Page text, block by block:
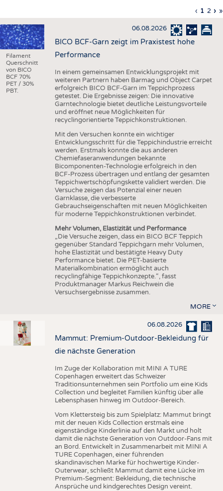
TESTS
BUSINESS
UNTERNEHMEN
AUSSCHREIBUNGEN
DTV AUSSCHREIBUNGSDIENST
STATISTICS
ADRESSEN & LINKS
PUBLIKATIONEN
TERMINE
BRANCHENTERMINE
Seitennummerierung
Seite
‹
Seite
1 Seite
2 › »
Filament
Querschnitt
von BICO
BCF 70%
PET / 30%
PBT.
06.08.2026
BICO BCF-Garn zeigt im Praxistest hohe
Performance
In einem gemeinsamen Entwicklungsprojekt mit
weiteren Partnern haben Barmag und Object Carpet
erfolgreich BICO BCF-Garn im Teppichprozess
getestet. Die Ergebnisse zeigen: Die innovative
Garntechnologie bietet deutliche Leistungsvorteile
und eröffnet neue Möglichkeiten für
recyclingorientierte Teppichkonstruktionen.
Mit den Versuchen konnte ein wichtiger
Entwicklungsschritt für die Teppichindustrie erreicht
werden. Erstmals konnte die aus anderen
Chemiefaseranwendungen bekannte
Bicomponenten-Technologie erfolgreich in den
BCF-Prozess übertragen und entlang der gesamten
Teppichwertschöpfungskette validiert werden. Die
Versuche zeigen das Potenzial einer neuen
Garnklasse, die verbesserte
Gebrauchseigenschaften mit neuen Möglichkeiten
für moderne Teppichkonstruktionen verbindet.
Mehr Volumen, Elastizität und Performance
„Die Versuche zeigen, dass ein BICO BCF Teppich
gegenüber Standard Teppichgarn mehr Volumen,
hohe Elastizität und bestätigte Heavy Duty
Performance bietet. Die PET-basierte
Materialkombination ermöglicht auch
recyclingfähige Teppichkonzepte.“, fasst
Produktmanager Markus Reichwein die
Versuchsergebnisse zusammen.
MORE
06.08.2026
Mammut: Premium-Outdoor-Bekleidung für
die nächste Generation
Im Zuge der Kollaboration mit MINI A TURE
Copenhagen erweitert das Schweizer
Traditionsunternehmen sein Portfolio um eine Kids
Collection und begleitet Familien künftig über alle
Lebensphasen hinweg im Outdoor-Bereich.
Vom Klettersteig bis zum Spielplatz: Mammut bringt
mit der neuen Kids Collection erstmals eine
eigenständige Kinderlinie auf den Markt und holt
damit die nächste Generation von Outdoor-Fans mit
an Bord. Entwickelt in Zusammenarbeit mit MINI A
TURE Copenhagen, einer führenden
skandinavischen Marke für hochwertige Kinder-
Outerwear, schließt Mammut damit eine Lücke im
Premium-Segment: Bekleidung, die technische
Ansprüche und kindgerechtes Design vereint.